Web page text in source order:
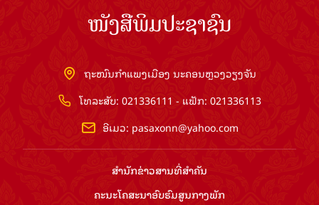
ໜັງສືພິມປະຊາຊົນ
ຖະໜົນກຳແພງເມືອງ ນະຄອນຫຼວງວຽງຈັນ
ໂທລະສັບ: 021336111 - ແຟັກ: 021336113
ອີເມວ: pasaxonn@yahoo.com
ສຳ​ນັກ​ຂ່າວ​ສານ​ທີ່​ສຳ​ຄັນ​
ຄະນະໂຄສະນາອົບຮົມ​ສູນ​ກາງ​ພັກ